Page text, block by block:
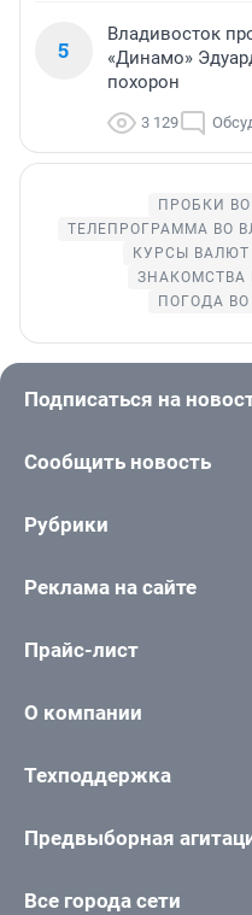
5
Владивосток
«Динамо»
похорон
3 129
ПРОБКИ
ТЕЛЕПРОГРАММА ВО
КУРСЫ ВАЛЮТ
ЗНАКОМСТВА
ПОГОДА
Подписаться на
Сообщить новость
Рубрики
Реклама на сайте
Прайс-лист
О компании
Техподдержка
Предвыборная
Все города сети